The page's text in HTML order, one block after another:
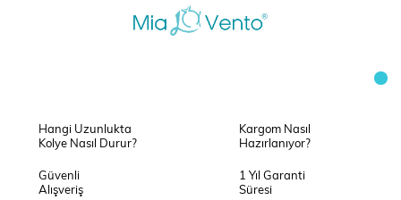
Hangi Uzunlukta
Kolye Nasıl Durur?
Kargom Nasıl
Hazırlanıyor?
Güvenli
Alışveriş
1 Yıl Garanti
Süresi